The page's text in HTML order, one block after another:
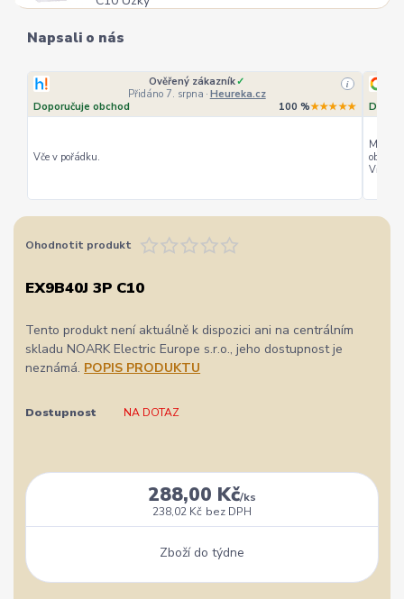
Napsali o nás
Ověřený zákazník✓
Přidáno 7. srpna · Heureka.cz
i
Doporučuje obchod 100 %★★★★★
Vče v pořádku.
Můžu
Vřele
Ohodnotit produkt
EX9B40J 3P C10
Tento produkt není aktuálně k dispozici ani na centrálním
skladu NOARK Electric Europe s.r.o., jeho dostupnost je
neznámá. POPIS PRODUKTU
Dostupnost NA DOTAZ
288,00 Kč/ks
238,02 Kč bez DPH
Zboží do týdne